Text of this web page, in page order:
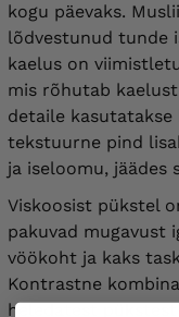
kogu päevaks.
lõdvestunud tunde
kaelus on
mis rõhutab
detaile
tekstuurne pind
ja iseloomu, jäädes
Viskoosist pükstel
pakuvad mugavust
vöökoht ja kaks
Kontrastne
heledatest